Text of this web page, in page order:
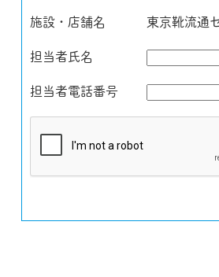
施設・店舗名 東京靴流通
担当者氏名
担当者電話番号